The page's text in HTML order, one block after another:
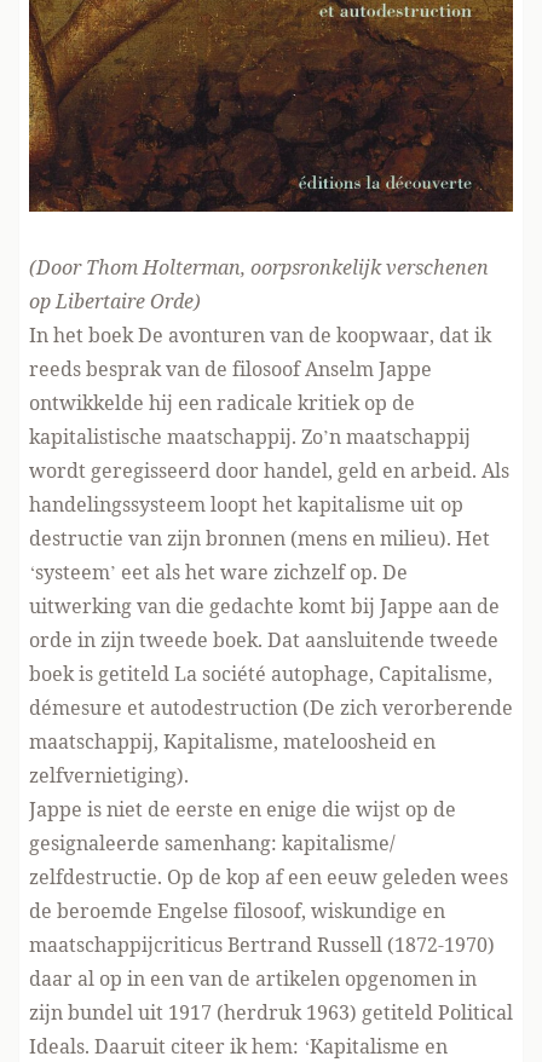
(Door Thom Holterman, oorpsronkelijk verschenen
op Libertaire Orde)
In het boekDe avonturen van de koopwaar, dat ik
reeds besprak van de filosoof Anselm Jappe
ontwikkelde hij een radicale kritiek op de
kapitalistische maatschappij. Zo’n maatschappij
wordt geregisseerd door handel, geld en arbeid. Als
handelingssysteem loopt het kapitalisme uit op
destructie van zijn bronnen (mens en milieu). Het
‘systeem’ eet als het ware zichzelf op. De
uitwerking van die gedachte komt bij Jappe aan de
orde in zijn tweede boek. Dat aansluitende tweede
boek is getiteld La société autophage, Capitalisme,
démesure et autodestruction (De zich verorberende
maatschappij, Kapitalisme, mateloosheid en
zelfvernietiging).
Jappe is niet de eerste en enige die wijst op de
gesignaleerde samenhang: kapitalisme/
zelfdestructie. Op de kop af een eeuw geleden wees
de beroemde Engelse filosoof, wiskundige en
maatschappijcriticus Bertrand Russell (1872-1970)
daar al op in een van de artikelen opgenomen in
zijn bundel uit 1917 (herdruk 1963) getiteld Political
Ideals. Daaruit citeer ik hem: ‘Kapitalisme en